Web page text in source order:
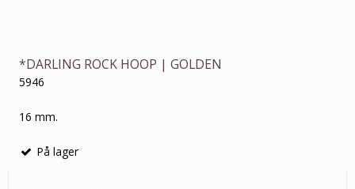
*DARLING ROCK HOOP | GOLDEN
5946
16 mm.
På lager